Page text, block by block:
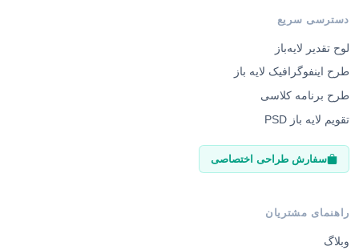
دسترسی سریع
لوح تقدیر لایه‌باز
طرح اینفوگرافیک لایه باز
طرح برنامه کلاسی
تقویم لایه باز PSD
سفارش طراحی اختصاصی
راهنمای مشتریان
وبلاگ